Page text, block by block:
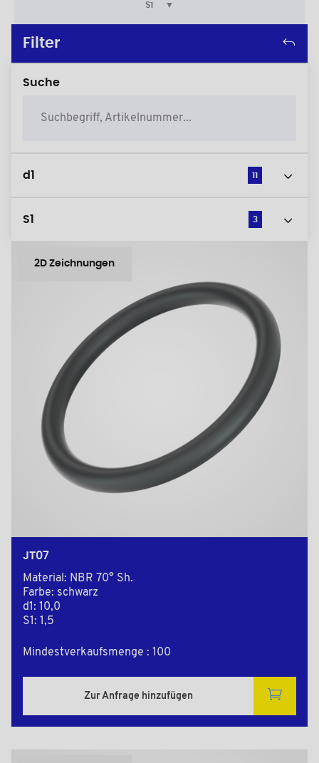
S1
Filter
Suche
d1 11
S1 3
2D Zeichnungen
JT07
Material: NBR 70° Sh.
Farbe: schwarz
d1: 10,0
S1: 1,5
Mindestverkaufsmenge : 100
Zur Anfrage hinzufügen